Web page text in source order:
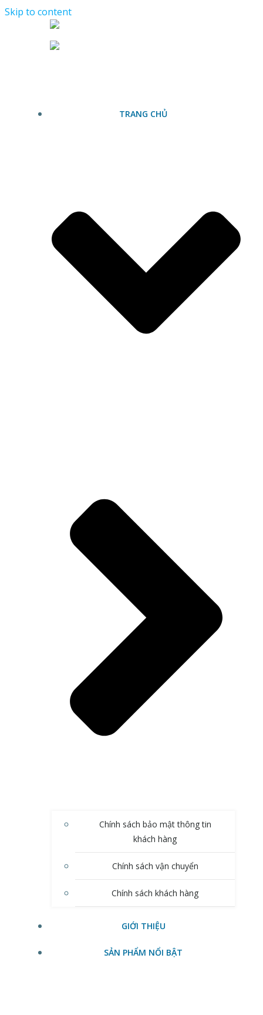
Skip to content
TRANG CHỦ
Chính sách bảo mật thông tin
khách hàng
Chính sách vận chuyển
Chính sách khách hàng
GIỚI THIỆU
SẢN PHẨM NỔI BẬT